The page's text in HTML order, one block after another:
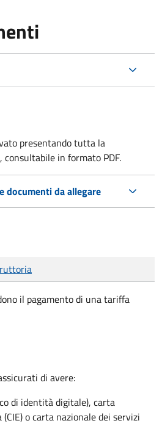
presentando tutta la
in formato PDF.
documenti da allegare
il pagamento di una tariffa
di avere:
di identità digitale), carta
o carta nazionale dei servizi